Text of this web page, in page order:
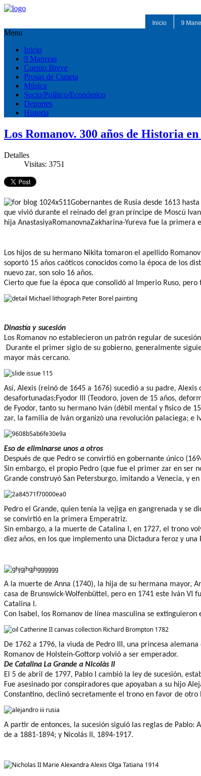
Inicio 9
Menu
Inicio
9 Maneras
Cuento Breve
Prosas de Cuneta
Música
Socio/Político/Económico
Deportes
Historia
Los Romanov. 300 años de Historia
Detalles
Visitas: 3751
Gobernantes de Rusia desde 1613
que vivió durante el reinado del gran príncipe de Moscú Ivan
hija AnastasiyaRomanovnaZakharina-Yureva fue la primera
Los hijos de su hermano Nikita tomaron el apellido
soportó 15 años caóticos conocidos como la época de los
nuevo zar, son solo 16 años.
Cierto que fue la época que consolidó al Imperio Ruso, pero
Dinastía y sucesión
Los Romanov no establecieron un patrón regular de
Durante el primer siglo de su gobierno, generalmente
mayor más cercano.
Así, Alexis (reinó de 1645 a 1676) sucedió a su padre, Alexis
desafortunadas;Fyodor III (Teodoro, joven de 15 años,
de Fyodor, tanto su hermano Iván (dèbil mental y fìsico de 15
zar, la familia de Iván organizó una revolución palaciega; e
Eso de eliminarse unos a otros
Después de que Pedro se convirtió en gobernante único
Sin embargo, el propio Pedro (que fue el primer zar en ser
Grande construyò San Petersburgo, imitando a Venecia, y en
Pedro el Grande, quien tenía la vejiga en gangrenada y se
se convirtió en la primera Emperatriz.
Sin embargo, a la muerte de Catalina I, en 1727, el trono
diez años, en los que implemento una Dictadura feroz y una
A la muerte de Anna (1740), la hija de su hermana mayor,
casa de Brunswick-Wolfenbüttel , pero en 1741 este Iván VI
Catalina I.
Con Isabel, los Romanov de línea masculina se extinguieron
De 1762 a 1796, la viuda de Pedro III, una princesa alemana
Romanov de Holstein-Gottorp volvió a ser emperador.
De Catalina La Grande a NicolàsII
El 5 de abril de 1797, Pablo I cambió la ley de sucesión,
Fue asesinado por conspiradores que apoyaban a su hijo
Constantino, declinó secretamente el trono en favor de otro
A partir de entonces, la sucesión siguió las reglas de Pablo:
de a 1881-1894; y Nicolás II, 1894-1917.